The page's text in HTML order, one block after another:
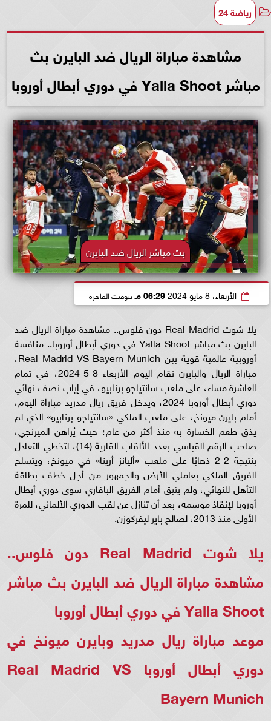
رياضة 24
مشاهدة مباراة الريال ضد البايرن بث
مباشر Yalla Shoot في دوري أبطال أوروبا
بث مباشر الريال ضد البايرن
الأربعاء، 8 مايو 2024 06:29 مـ بتوقيت القاهرة
يلا شوت Real Madrid دون فلوس.. مشاهدة مباراة الريال ضد
البايرن بث مباشر Yalla Shoot في دوري أبطال أوروبا.. منافسة
أوروبية عالمية قوية بين Real Madrid VS Bayern Munich،
مباراة الريال والبايرن تقام اليوم الأربعاء 8-5-2024، في تمام
العاشرة مساء، على ملعب سانتياجو برنابيو، في إياب نصف نهائي
دوري أبطال أوروبا 2024، ويدخل فريق ريال مدريد مباراة اليوم،
أمام بايرن ميونخ، على ملعب الملكي «سانتياجو برنابيو» الذي لم
يذق طعم الخسارة به منذ أكثر من عام؛ حيث يُراهن الميرنجي،
صاحب الرقم القياسي بعدد الألقاب القارية (14)، لتخطي التعادل
بنتيجة 2-2 ذهابًا على ملعب «أليانز أرينا» في ميونخ، ويتسلح
الفريق الملكي بعاملي الأرض والجمهور من أجل خطف بطاقة
التأهل للنهائي، ولم يتبق أمام الفريق البافاري سوى دوري أبطال
أوروبا لإنقاذ موسمه، بعد أن تنازل عن لقب الدوري الألماني، للمرة
الأولى منذ 2013، لصالح باير ليفركوزن.
يلا شوت Real Madrid دون فلوس..
مشاهدة مباراة الريال ضد البايرن بث مباشر
Yalla Shoot في دوري أبطال أوروبا
موعد مباراة ريال مدريد وبايرن ميونخ في
دوري أبطال أوروبا Real Madrid VS
Bayern Munich